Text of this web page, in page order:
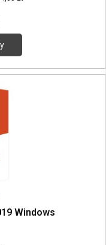
Windows